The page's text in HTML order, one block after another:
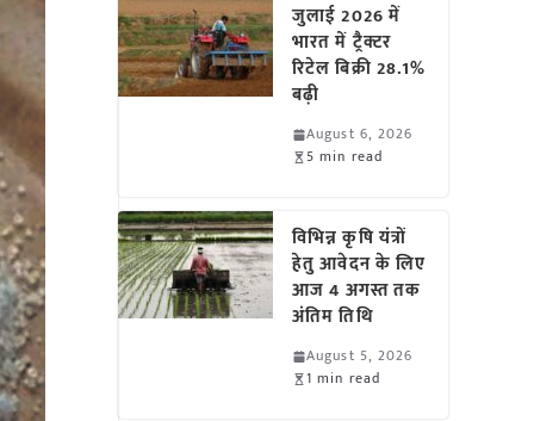
जुलाई 2026 में
भारत में ट्रैक्टर
रिटेल बिक्री 28.1%
बढ़ी
August 6, 2026
5 min read
विभिन्न कृषि यंत्रों
हेतु आवेदन के लिए
आज 4 अगस्त तक
अंतिम तिथि
August 5, 2026
1 min read